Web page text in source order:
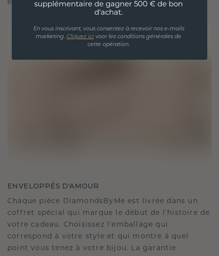
être portée et chérie pour toujours.
ENVELOPPÉS D'AMOUR
Chaque pièce DiamondsByMe est livrée dans un
coffret spécial qui marque le début de l'histoire de
votre cadeau. Choisissez l'emballage qui
correspond à votre style et qui montre à quel
point vous tenez à votre bijou. La garantie
supplémentaire de gagner 500 € de bon
d'achat.
En vous inscrivant, vous consentez à recevoir nos e-mails
marketing. Cliquez ici voor les conditions générales de
cette opération.